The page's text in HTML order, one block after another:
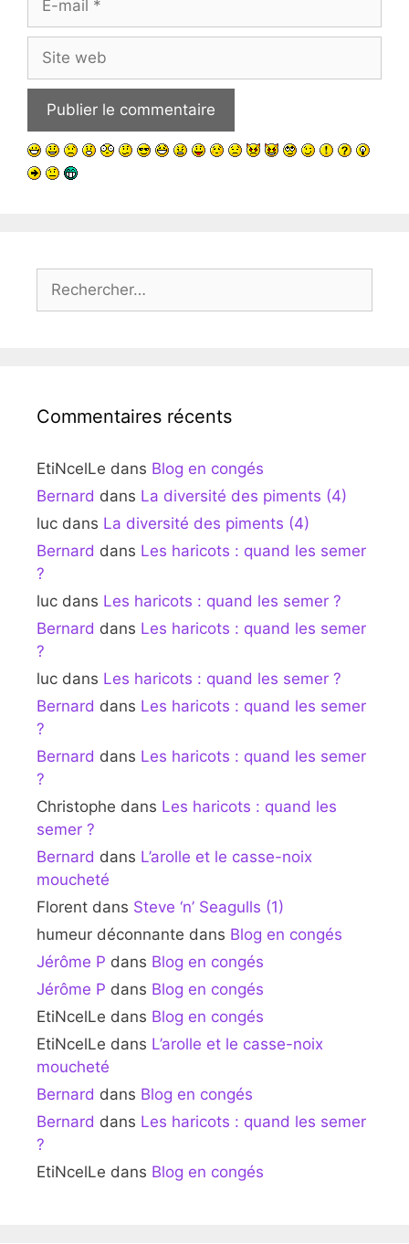
Site
web
Rechercher :
Commentaires récents
EtiNcelLe dans Blog en congés
Bernard dans La diversité des piments (4)
luc dans La diversité des piments (4)
Bernard dans Les haricots : quand les semer
?
luc dans Les haricots : quand les semer ?
Bernard dans Les haricots : quand les semer
?
luc dans Les haricots : quand les semer ?
Bernard dans Les haricots : quand les semer
?
Bernard dans Les haricots : quand les semer
?
Christophe dans Les haricots : quand les
semer ?
Bernard dans L’arolle et le casse-noix
moucheté
Florent dans Steve ‘n’ Seagulls (1)
humeur déconnante dans Blog en congés
Jérôme P dans Blog en congés
Jérôme P dans Blog en congés
EtiNcelLe dans Blog en congés
EtiNcelLe dans L’arolle et le casse-noix
moucheté
Bernard dans Blog en congés
Bernard dans Les haricots : quand les semer
?
EtiNcelLe dans Blog en congés